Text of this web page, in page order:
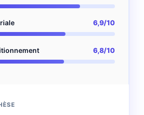
6,9/10
6,8/10